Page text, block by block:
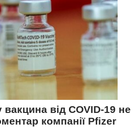
вакцина від COVID-19 не
компанії Pfizer